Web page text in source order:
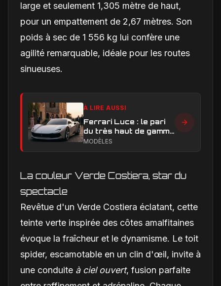
large et seulement 1,305 mètre de haut,
pour un empattement de 2,67 mètres. Son
poids à sec de 1 556 kg lui confère une
agilité remarquable, idéale pour les routes
sinueuses.
À LIRE AUSSI
Ferrari Luce : le pari
du très haut de gamme
peut-il réussir ?
MODÈLES
La couleur Verde Costiera, star du
spectacle
Revêtue d'un Verde Costiera éclatant, cette
teinte verte inspirée des côtes amalfitaines
évoque la fraîcheur et le dynamisme. Le toit
spider, escamotable en un clin d'œil, invite à
une conduite à ciel ouvert, fusion parfaite